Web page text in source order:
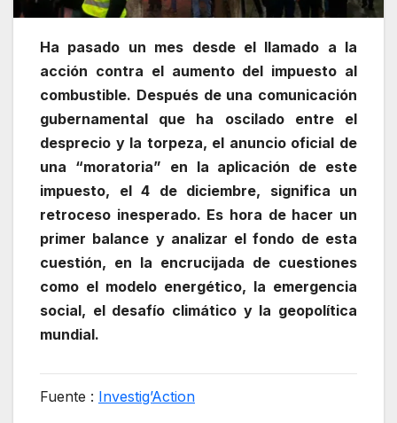
Ha pasado un mes desde el llamado a la
acción contra el aumento del impuesto al
combustible. Después de una comunicación
gubernamental que ha oscilado entre el
desprecio y la torpeza, el anuncio oficial de
una “moratoria” en la aplicación de este
impuesto, el 4 de diciembre, significa un
retroceso inesperado. Es hora de hacer un
primer balance y analizar el fondo de esta
cuestión, en la encrucijada de cuestiones
como el modelo energético, la emergencia
social, el desafío climático y la geopolítica
mundial.
Fuente : Investig’Action